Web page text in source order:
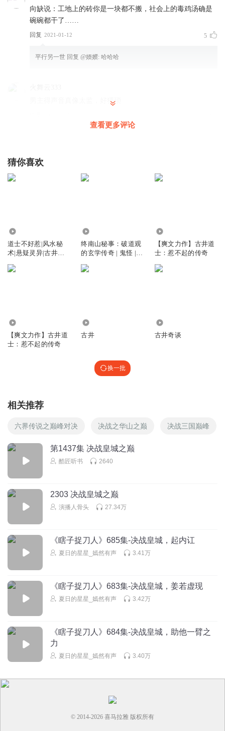
向缺说：工地上的砖你是一块都不搬，社会上的毒鸡汤确是
碗碗都干了……
回复 2021-01-12 5
平行另一世 回复 @媆嬽: 哈哈哈
男主得声音真像太监，好猥琐
回复
靈魂音樂回复 @ 啦啦啦_Guns
作者上一集說731部隊來人一百多，
這集就說二百萬多人😆
呀丫520
头一次听说皇上让位，看着让自己儿女和臣民互相撕逼的皇
上，跟他妈看电影一样。
就是一个傻逼
回复 2024-06-04 0
回复
听友209391561
你___猜
回复 2022-11-20
查看更多评论
猜你喜欢
道士不好惹|风水秘
术|悬疑灵异|古井观
终南山秘事：破道观
的玄学传奇 | 鬼怪 |
古井观传奇
【爽文力作】古井道
士：惹不起的传奇
【爽文力作】古井道
士：惹不起的传奇
古井 古井奇谈
换一批
相关推荐
六界传说之巅峰对决 决战之华山之巅 决战三国巅峰
第1437集 决战皇城之巅
酷匠听书 2640
2303 决战皇城之巅
演播人骨头 27.34万
《瞎子捉刀人》685集-决战皇城，起内讧
夏日的星星_嫣然有声 3.41万
《瞎子捉刀人》683集-决战皇城，姜若虚现
夏日的星星_嫣然有声 3.42万
《瞎子捉刀人》684集-决战皇城，助他一臂之
力
夏日的星星_嫣然有声 3.40万
© 2014-2026 喜马拉雅 版权所有